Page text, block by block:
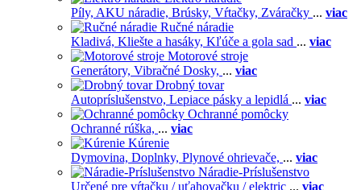
Píly, AKU náradie, Brúsky, Vŕtačky, Zváračky ... viac
Ručné náradie
Kladivá, Kliešte a hasáky, Kľúče a gola sad ... viac
Motorové stroje
Generátory, Vibračné Dosky, ... viac
Drobný tovar
Autopríslušenstvo, Lepiace pásky a lepidlá ... viac
Ochranné pomôcky
Ochranné rúška, ... viac
Kúrenie
Dymovina, Doplnky, Plynové ohrievače, ... viac
Náradie-Príslušenstvo
Určené pre vŕtačku / uťahovačku / elektric ... viac